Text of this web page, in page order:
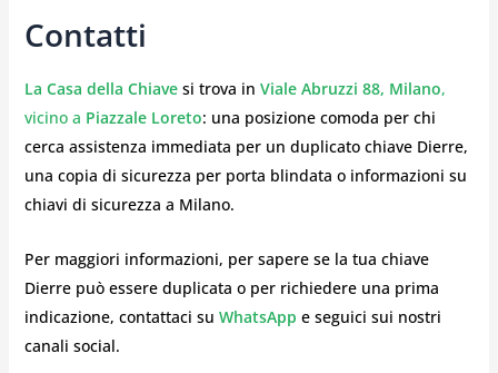
Contatti
La Casa della Chiavesi trova in Viale Abruzzi 88, Milano,
vicino a Piazzale Loreto: una posizione comoda per chi
cerca assistenza immediata per un duplicato chiave Dierre,
una copia di sicurezza per porta blindata o informazioni su
chiavi di sicurezza a Milano.
Per maggiori informazioni, per sapere se la tua chiave
Dierre può essere duplicata o per richiedere una prima
indicazione, contattaci su WhatsApp e seguici sui nostri
canali social.